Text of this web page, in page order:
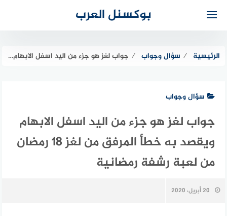
بوكسنل العرب
الرئيسية ⁄ سؤال وجواب ⁄ جواب لغز هو جزء من اليد اسفل الابهام ويقصد به خطأ المرفق من لغز 18 رمضان من لعبة رشفة رمضانية
سؤال وجواب
جواب لغز هو جزء من اليد اسفل الابهام
ويقصد به خطأ المرفق من لغز 18 رمضان
من لعبة رشفة رمضانية
20 أبريل، 2020